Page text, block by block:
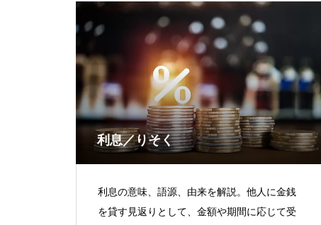
利息／りそく
利息の意味、語源、由来を解説。他人に金銭
を貸す見返りとして、金額や期間に応じて受